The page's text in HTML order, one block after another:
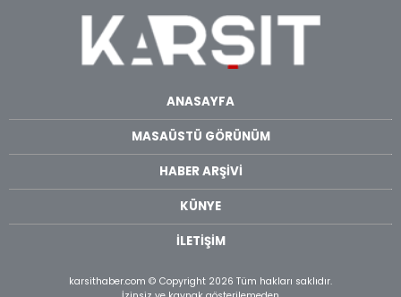
ANASAYFA
MASAÜSTÜ GÖRÜNÜM
HABER ARŞİVİ
KÜNYE
İLETİŞİM
karsithaber.com © Copyright 2026 Tüm hakları saklıdır.